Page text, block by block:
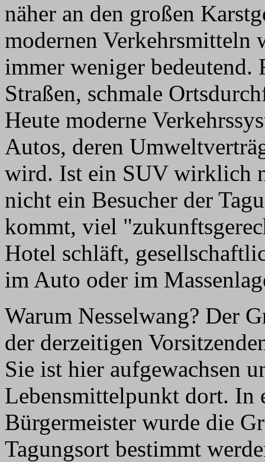
näher an den großen
modernen Verkehrsmitteln
immer weniger bedeutend.
Straßen, schmale
Heute moderne
Autos, deren
wird. Ist ein SUV wirklich
nicht ein Besucher der
kommt, viel
Hotel schläft,
im Auto oder im
Warum Nesselwang? Der
der derzeitigen
Sie ist hier aufgewachsen
Lebensmittelpunkt dort. In
Bürgermeister wurde die
Tagungsort bestimmt